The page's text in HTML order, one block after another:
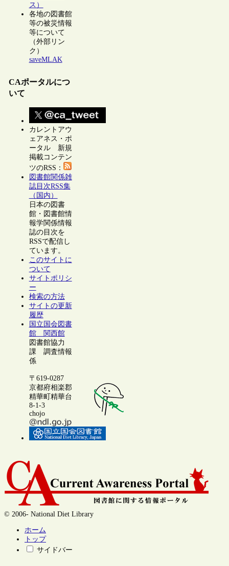
ス）
各地の図書館
等の被災情報
等について
（外部リン
ク）
saveMLAK
CAポータルにつ
いて
カレントアウ
ェアネス・ポ
ータル 新規
掲載コンテン
ツのRSS：
図書館関係雑
誌目次RSS集
（国内）
日本の図書
館・図書館情
報学関係情報
誌の目次を
RSSで配信し
ています。
このサイトに
ついて
サイトポリシ
ー
検索の方法
サイトの更新
履歴
国立国会図書
館 関西館
図書館協力
課 調査情報
係
〒619-0287
京都府相楽郡
精華町精華台
8-1-3
chojo
© 2006- National Diet Library
ホーム
トップ
サイドバー